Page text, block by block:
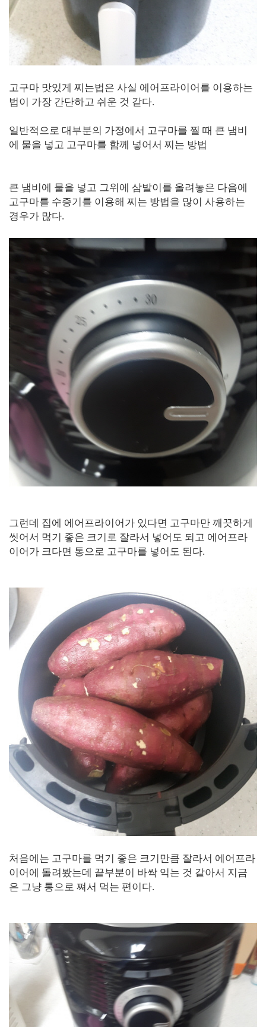
고구마 맛있게 찌는법은 사실 에어프라이어를 이용하는
법이 가장 간단하고 쉬운 것 같다.
일반적으로 대부분의 가정에서 고구마를 찔 때 큰 냄비
에 물을 넣고 고구마를 함께 넣어서 찌는 방법
큰 냄비에 물을 넣고 그위에 삼발이를 올려놓은 다음에
고구마를 수증기를 이용해 찌는 방법을 많이 사용하는
경우가 많다.
그런데 집에 에어프라이어가 있다면 고구마만 깨끗하게
씻어서 먹기 좋은 크기로 잘라서 넣어도 되고 에어프라
이어가 크다면 통으로 고구마를 넣어도 된다.
처음에는 고구마를 먹기 좋은 크기만큼 잘라서 에어프라
이어에 돌려봤는데 끝부분이 바싹 익는 것 같아서 지금
은 그냥 통으로 쪄서 먹는 편이다.